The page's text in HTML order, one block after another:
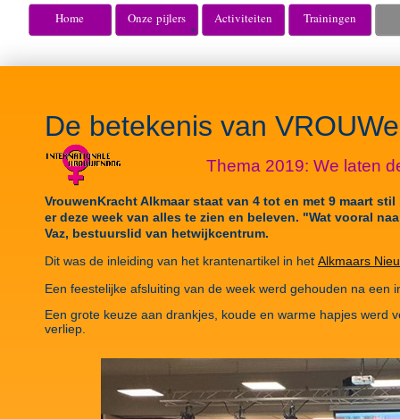
Home Onze pijlers Activiteiten Trainingen
De betekenis van
VrouwenKracht Alkmaar staat van 4 tot en met 9 maart
er deze week van alles te zien en beleven. "Wat vooral
Vaz, bestuurslid van hetwijkcentrum.
Dit was de inleiding van het krantenartikel in het Alkmaars
Een feestelijke afsluiting van de week werd gehouden na
Een grote keuze aan drankjes, koude en warme hapjes werd
verliep.
Thema 2019: We laten